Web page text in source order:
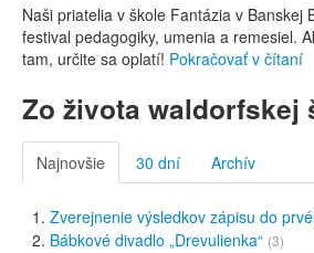
Naši priatelia v škole Fantázia v Banskej
festival pedagogiky, umenia a remesiel.
tam, určite sa oplatí! Pokračovať v čítaní
Zo života waldorfskej
Najnovšie 30 dní Archív
Zverejnenie výsledkov zápisu do
Bábkové divadlo „Drevulienka“ (3)